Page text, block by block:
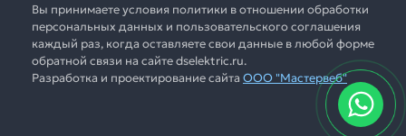
Вы принимаете условия политики в отношении обработки
персональных данных и пользовательского соглашения
каждый раз, когда оставляете свои данные в любой форме
обратной связи на сайте dselektric.ru.
Разработка и проектирование сайта ООО "Мастервеб"